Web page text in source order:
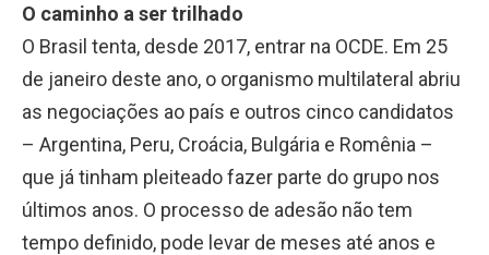
O caminho a ser trilhado
O Brasil tenta, desde 2017, entrar na OCDE. Em 25
de janeiro deste ano, o organismo multilateral abriu
as negociações ao país e outros cinco candidatos
– Argentina, Peru, Croácia, Bulgária e Romênia –
que já tinham pleiteado fazer parte do grupo nos
últimos anos. O processo de adesão não tem
tempo definido, pode levar de meses até anos e